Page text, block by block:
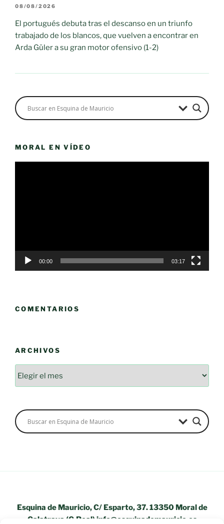
08/08/2026
El portugués debuta tras el descanso en un triunfo
trabajado de los blancos, que vuelven a encontrar en
Arda Güler a su gran motor ofensivo (1-2)
MORAL EN VÍDEO
00:00 03:17
COMENTARIOS
ARCHIVOS
Esquina de Mauricio, C/ Esparto, 37. 13350 Moral de
Calatrava (C.Real) info@esquinademauricio.es